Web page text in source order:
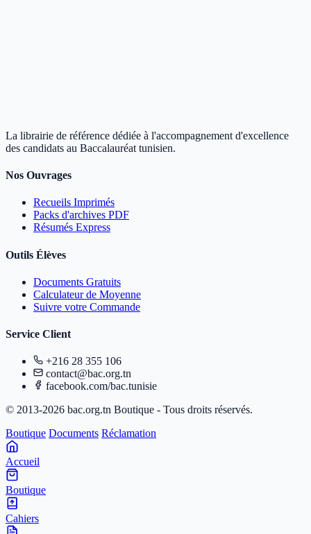
La librairie de référence dédiée à l'accompagnement d'excellence
des candidats au Baccalauréat tunisien.
Nos Ouvrages
Recueils Imprimés
Packs d'archives PDF
Résumés Express
Outils Élèves
Documents Gratuits
Calculateur de Moyenne
Suivre votre Commande
Service Client
+216 28 355 106
contact@bac.org.tn
facebook.com/bac.tunisie
© 2013-2026 bac.org.tn Boutique - Tous droits réservés.
Boutique Documents Réclamation
Accueil
Boutique
Cahiers